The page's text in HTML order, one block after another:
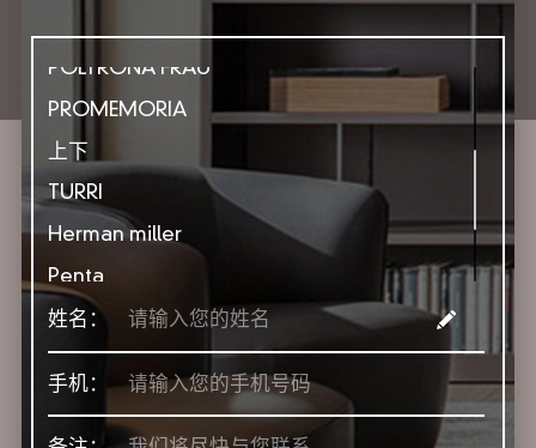
POLTRONA FRAU
PROMEMORIA
上下
TURRI
Herman miller
Penta
ClassiCon
姓名：
手机：